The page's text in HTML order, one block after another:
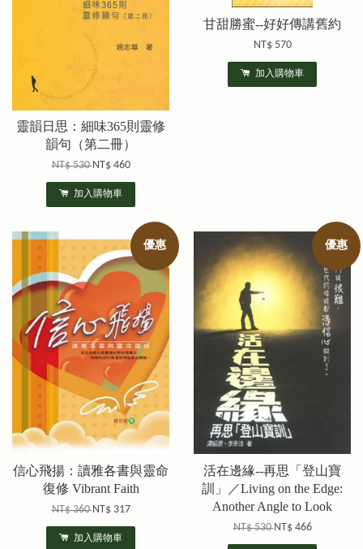
靈韻日思：細味365則靈修
韻句（第二冊）
NT$ 530NT$ 460
加入購物車
甘甜勝蜜--好好傳講舊約
NT$ 570
加入購物車
優惠
信心飛揚：讀雅各書與靈命
復修 Vibrant Faith
NT$ 360NT$ 317
加入購物車
優惠
活在邊緣--再思「登山寶
訓」／Living on the Edge:
Another Angle to Look
NT$ 530NT$ 466